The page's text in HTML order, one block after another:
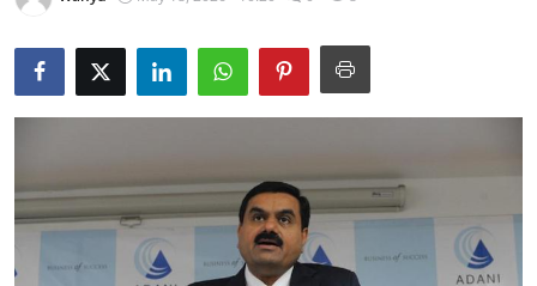
Obligasi & Reksadana
Rekomendasi